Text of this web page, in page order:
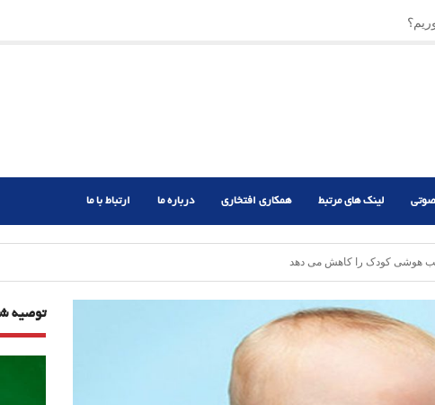
صوتی لینک های مرتبط همکاری افتخاری درباره ما ارتباط با ما
هوشی کودک را کاهش می دهد
توصیه